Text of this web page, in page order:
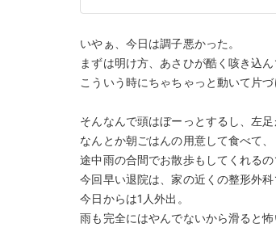
いやぁ、今日は調子悪かった。
まずは明け方、あさひが酷く咳き込ん
こういう時にちゃちゃっと動いて片
そんなんで頭はぼーっとするし、左
なんとか朝ごはんの用意して食べて
途中雨の合間でお散歩もしてくれる
今回早い退院は、家の近くの整形外
今日からは1人外出。
雨も完全にはやんでないから滑ると